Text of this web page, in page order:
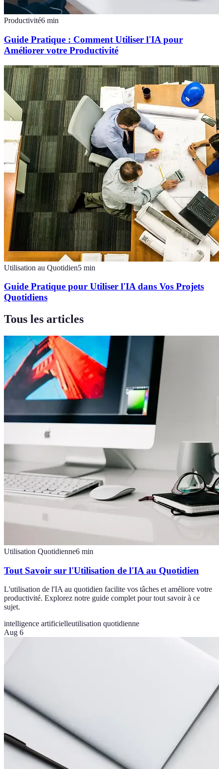
Productivité6 min
Guide Pratique : Comment Utiliser l'IA pour
Améliorer votre Productivité
Utilisation au Quotidien5 min
Guide Pratique pour Utiliser l'IA dans Vos Projets
Quotidiens
Tous les articles
Utilisation Quotidienne6 min
Tout Savoir sur l'Utilisation de l'IA au Quotidien
L'utilisation de l'IA au quotidien facilite vos tâches et améliore votre
productivité. Explorez notre guide complet pour tout savoir à ce
sujet.
intelligence artificielleutilisation quotidienne
Aug 6